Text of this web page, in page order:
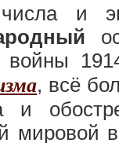
и
войны
, всё
и
мировой